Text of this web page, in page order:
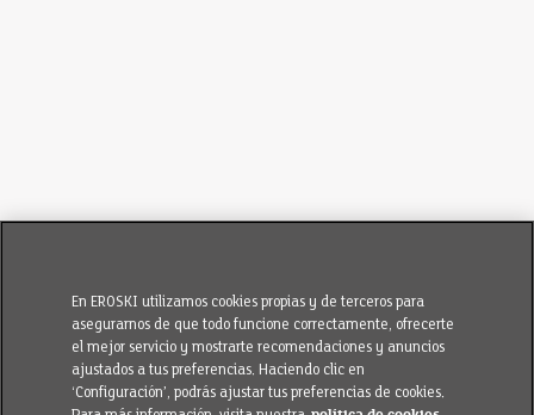
En EROSKI utilizamos cookies propias y de terceros para
asegurarnos de que todo funcione correctamente, ofrecerte
el mejor servicio y mostrarte recomendaciones y anuncios
ajustados a tus preferencias. Haciendo clic en
‘Configuración’, podrás ajustar tus preferencias de cookies.